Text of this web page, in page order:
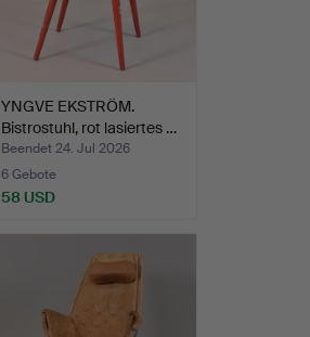
YNGVE EKSTRÖM.
Bistrostuhl, rot lasiertes …
Beendet 24. Jul 2026
6 Gebote
58 USD